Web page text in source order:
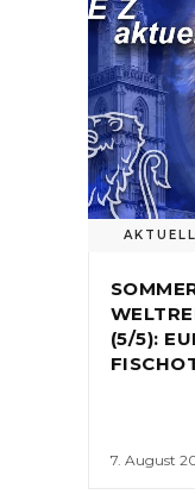
(5/5):
7. August